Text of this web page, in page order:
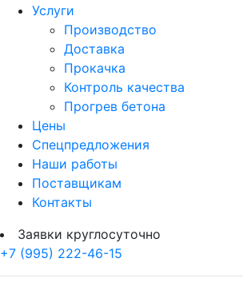
Услуги
Производство
Доставка
Прокачка
Контроль качества
Прогрев бетона
Цены
Спецпредложения
Наши работы
Поставщикам
Контакты
Заявки круглосуточно
+7 (995) 222-46-15